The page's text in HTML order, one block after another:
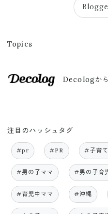
Topics
Decologか
注目のハッシュタグ
#pr #PR #子育
#男の子ママ #男の子育
#育児中ママ #沖縄